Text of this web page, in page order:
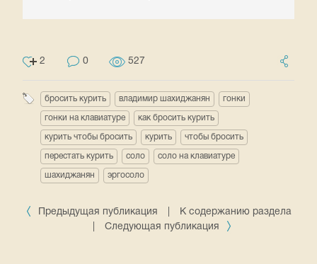
2 0 527
бросить курить владимир шахиджанян гонки
гонки на клавиатуре как бросить курить
курить чтобы бросить курить чтобы бросить
перестать курить соло соло на клавиатуре
шахиджанян эргосоло
Предыдущая публикация
К содержанию раздела
Следующая публикация